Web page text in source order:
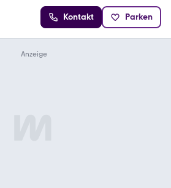
Kontakt Parken